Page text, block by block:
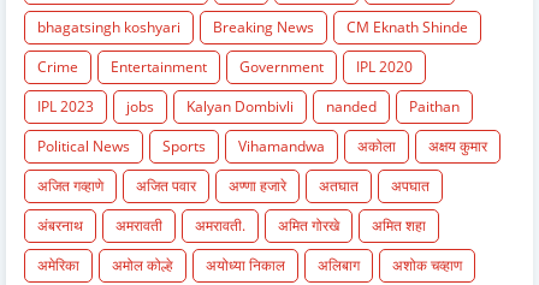
bhagatsingh koshyari
Breaking News
CM Eknath Shinde
Crime
Entertainment Government
IPL 2020
IPL 2023
jobs Kalyan Dombivli nanded
Paithan
Political News
Sports Vihamandwa अकोला
अक्षय कुमार
अजित गव्हाणे
अजित पवार अण्णा हजारे अतघात
अपघात
अंबरनाथ
अमरावती अमरावती. अमित गोरखे
अमित शहा
अमेरिका
अमोल कोल्हे अयोध्या निकाल अलिबाग
अशोक चव्हाण